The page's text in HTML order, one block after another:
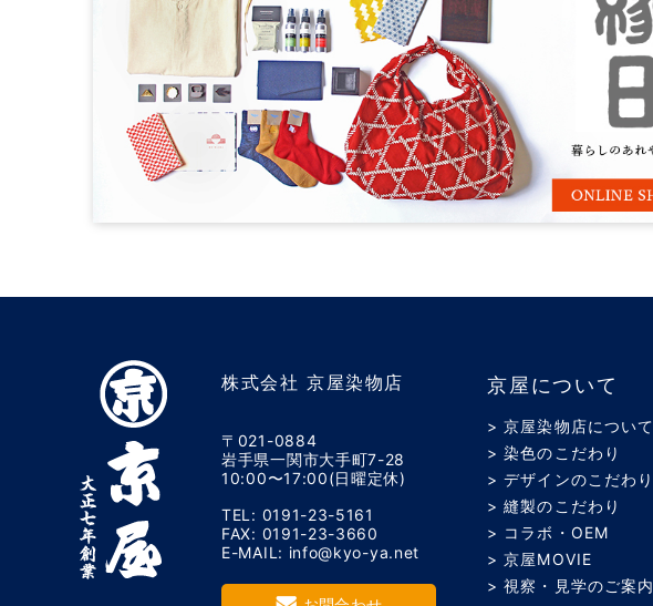
株式会社 京屋染物店
〒021-0884
岩手県一関市大手町7-28
10:00〜17:00(日曜定休)
TEL: 0191-23-5161
FAX: 0191-23-3660
E-MAIL: info@kyo-ya.net
京屋について
> 京屋染物店について
> 染色のこだわり
> デザインのこだわり
> 縫製のこだわり
> コラボ・OEM
> 京屋MOVIE
> 視察・見学のご案内